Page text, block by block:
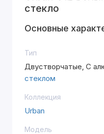
стекло
Основные
Тип
Двустворчатые, С
стеклом
Коллекция
Urban
Модель